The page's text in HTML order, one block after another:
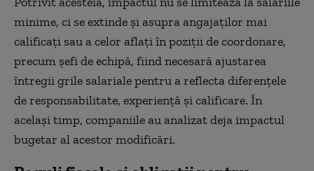
minime, ci se extinde și asupra angajaților mai
calificați sau a celor aflați în poziții de coordonare,
precum șefi de echipă, fiind necesară ajustarea
întregii grile salariale pentru a reflecta diferențele
de responsabilitate, experiență și calificare. În
același timp, companiile au analizat deja impactul
bugetar al acestor modificări.